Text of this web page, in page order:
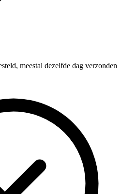
meestal dezelfde dag verzonden